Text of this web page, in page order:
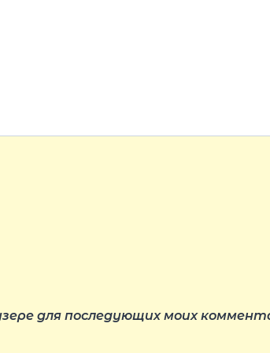
для последующих моих